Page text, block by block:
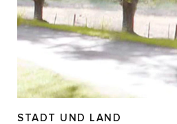
STADT UND LAND